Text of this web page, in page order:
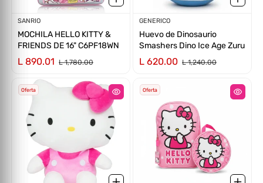
Proveedor:
SANRIO
MOCHILA HELLO KITTY &
FRIENDS DE 16" C6PF18WN
L 890.01 L 1,780.00
Proveedor:
GENERICO
Huevo de Dinosaurio
Smashers Dino Ice Age Zuru
L 620.00 L 1,240.00
Oferta Oferta